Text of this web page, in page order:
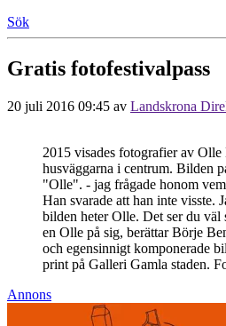
Sök
Gratis fotofestivalpass
20 juli 2016 09:45 av Landskrona
2015 visades fotografier av
husväggarna i centrum. Bilden
"Olle". - jag frågade honom
Han svarade att han inte visste.
bilden heter Olle. Det ser du väl
en Olle på sig, berättar Börje
och egensinnigt komponerade
print på Galleri Gamla staden.
Annons